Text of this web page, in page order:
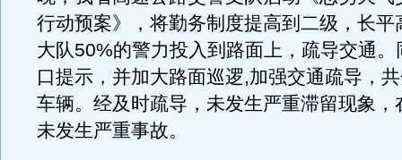
行动预案》，将勤务制度提高到二级，长平
大队50%的警力投入到路面上，疏导交通。
口提示，并加大路面巡逻,加强交通疏导，
车辆。经及时疏导，未发生严重滞留现象，
未发生严重事故。